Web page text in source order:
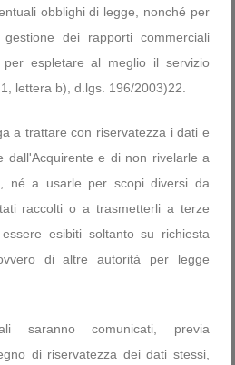
obblighi di legge, nonché per
dei rapporti commerciali
espletare al meglio il servizio
lettera b), d.lgs. 196/2003)22.
a trattare con riservatezza i dati e
dall'Acquirente e di non rivelarle a
né a usarle per scopi diversi da
raccolti o a trasmetterli a terze
esibiti soltanto su richiesta
di altre autorità per legge
saranno comunicati, previa
di riservatezza dei dati stessi,